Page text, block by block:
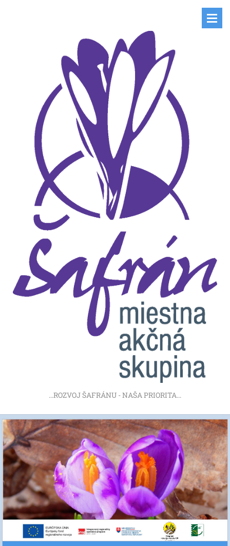
...ROZVOJ ŠAFRÁNU - NAŠA PRIORITA...